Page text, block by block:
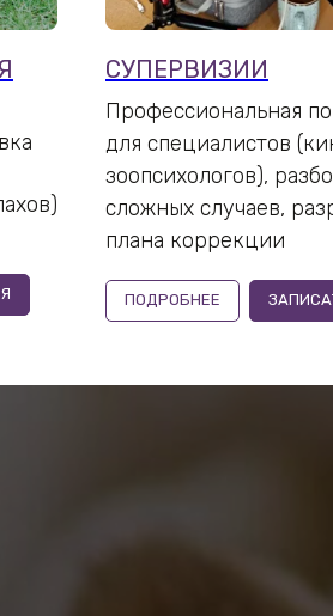
СУПЕРВИЗИИ
Профессиональная
для специалистов
зоопсихологов),
сложных случаев,
плана коррекции
ПОДРОБНЕЕ